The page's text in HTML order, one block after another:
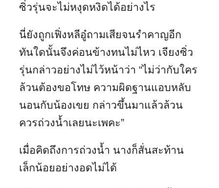
ซิ่วรุ่นจะไม่หงุดหงิดได้อย่างไร
นี่ยังถูกเฟิ่งหลีอู๋ถามเสียจนรำคาญอีก
ทันใดนั้นจึงค่อนข้างทนไม่ไหว เจียงซิ่ว
รุ่นกล่าวอย่างไม่ไว้หน้าว่า “ไม่ว่ากับใคร
ล้วนต้องขอโทษ ความผิดฐานแอบหลับ
นอนกับน้องเขย กล่าวขึ้นมาแล้วล้วน
ควรถ่วงน้ำเลยนะเพคะ”
เมื่อคิดถึงการถ่วงน้ำ นางก็สั่นสะท้าน
เล็กน้อยอย่างอดไม่ได้